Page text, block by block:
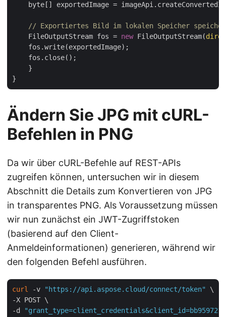
byte[] exportedImage =
// Exportiertes Bild im lokalen Speicher
    FileOutputStream fos =
new FileOutputStream(
    fos.write(exportedImage);
    fos.close();
    }
Ändern Sie JPG mit cURL-
Befehlen in PNG
Da wir über cURL-Befehle auf REST-APIs
zugreifen können, untersuchen wir in diesem
Abschnitt die Details zum Konvertieren von JPG
in transparentes PNG. Als Voraussetzung müssen
wir nun zunächst ein JWT-Zugriffstoken
(basierend auf den Client-
Anmeldeinformationen) generieren, während wir
den folgenden Befehl ausführen.
curl -v "https://api.aspose.cloud/connect/token"
\
-X POST \
-d
"grant_type=client_credentials&client_id=bb959721-